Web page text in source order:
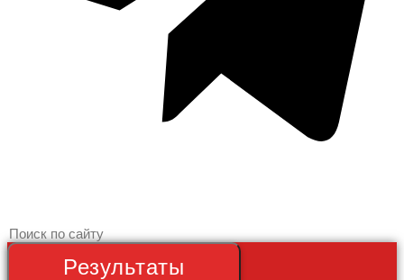
Search
...
Результаты